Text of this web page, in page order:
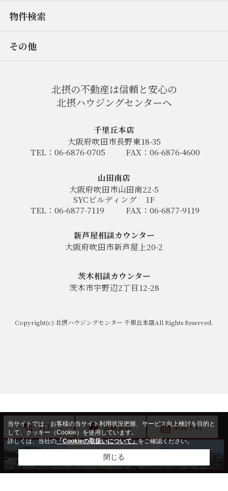
物件検索
その他
北摂の不動産は信頼と安心の
北摂ハウジングセンターへ
千里丘本店
大阪府吹田市長野東18-35
TEL：06-6876-0705
FAX：06-6876-4600
山田南店
大阪府吹田市山田南22-5
SYCビルディング
1F
TEL：06-6877-7119
FAX：06-6877-9119
新芦屋相談カウンター
大阪府吹田市新芦屋上20-2
茨木相談カウンター
茨木市宇野辺2丁目12-28
Copyright(c) 北摂ハウジングセンター 千里丘本店All Rights Reserved.
TEL 会員登録 来店予約
当サイトでは、お客様の当サイト利用状況把握、サービス向上検討を目的と
して、クッキー（Cookie）を使用しています。
詳しくは、当社の「Cookieの取扱いについて」をご確認ください。
閉じる